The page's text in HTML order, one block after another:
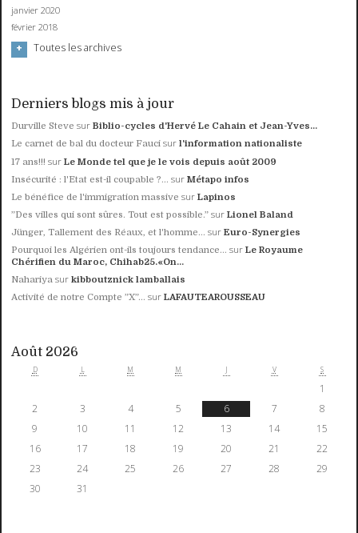
janvier 2020
février 2018
Toutes les archives
Derniers blogs mis à jour
Durville Steve surBiblio-cycles d'Hervé Le Cahain et Jean-Yves...
Le carnet de bal du docteur Fauci surl'information nationaliste
17 ans!!! surLe Monde tel que je le vois depuis août 2009
Insécurité : l'Etat est-il coupable ?... surMétapo infos
Le bénéfice de l'immigration massive surLapinos
”Des villes qui sont sûres. Tout est possible.” surLionel Baland
Jünger, Tallement des Réaux, et l'homme... surEuro-Synergies
Pourquoi les Algérien ont-ils toujours tendance... surLe Royaume
Chérifien du Maroc, Chihab25.«On...
Nahariya surkibboutznick lamballais
Activité de notre Compte ”X”... surLAFAUTEAROUSSEAU
Août 2026
D L M M V S
1
2
3 4 5 6 7
8
9
10 11 12 13 14
15
16
17 18 19 20 21
22
23
24 25 26 27 28
29
30
31